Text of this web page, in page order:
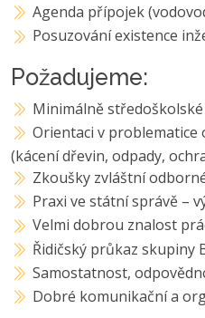
Agenda přípojek
Posuzování existence
Požadujeme:
Minimálně
Orientaci v
(kácení dřevin, odpady,
Zkoušky zvláštní
Praxi ve státní správě –
Velmi dobrou znalost
Řidičský průkaz skupiny
Samostatnost,
Dobré komunikační a